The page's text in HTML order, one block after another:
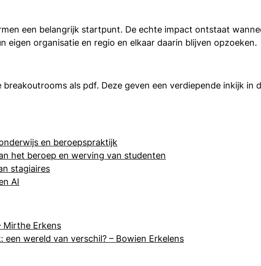
een belangrijk startpunt. De echte impact ontstaat
eigen organisatie en regio en elkaar daarin blijven opzoeken.
als pdf. Deze geven een verdiepende inkijk in
en beroepspraktijk
het beroep en werving van studenten
stagiaires
AI
Mirthe Erkens
wereld van verschil? – Bowien Erkelens